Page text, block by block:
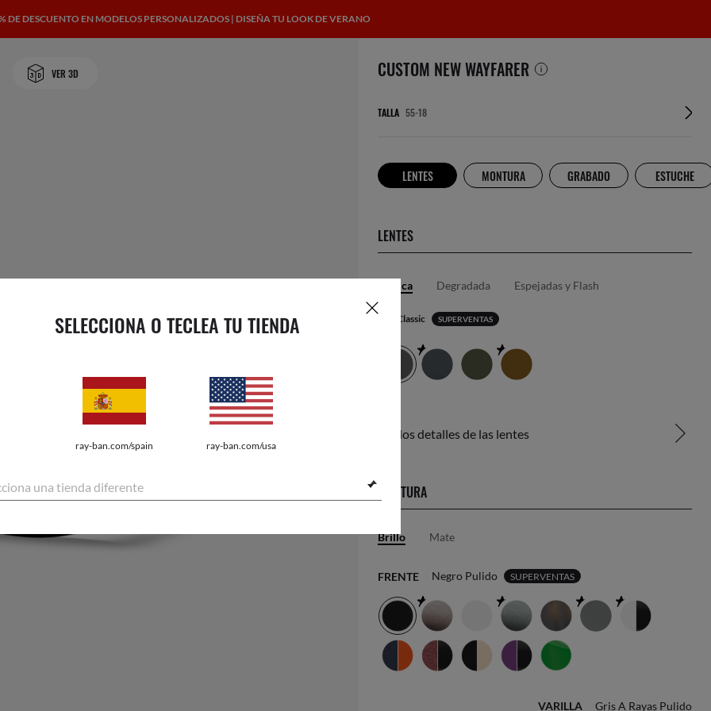
DE DESCUENTO EN MODELOS PERSONALIZADOS | DISEÑA TU LOOK DE VERANO
SELECCIONA O TECLEA TU TIENDA
ray-ban.com/spain ray-ban.com/usa
una tienda diferente
VER 3D CUSTOM NEW WAYFARER
TALLA
LENTES MONTURA GRABADO ESTUCHE
LENTES
Clásica Degradada Espejadas y Flash
Gris Classic SUPERVENTAS
Ver los detalles de las lentes
MONTURA
Brillo Mate
Negro Pulido SUPERVENTAS
FRENTE
Gris A Rayas Pulido
VARILLA